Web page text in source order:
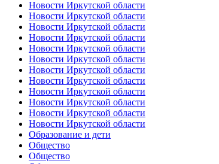
Новости Иркутской области
Новости Иркутской области
Новости Иркутской области
Новости Иркутской области
Новости Иркутской области
Новости Иркутской области
Новости Иркутской области
Новости Иркутской области
Новости Иркутской области
Новости Иркутской области
Новости Иркутской области
Новости Иркутской области
Образование и дети
Общество
Общество